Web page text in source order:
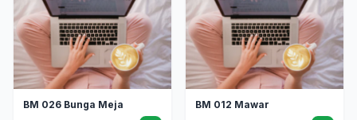
BM 026 Bunga Meja
BM 012 Mawar